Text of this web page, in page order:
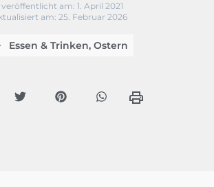
veröffentlicht am: 1. April 2021
am: 25. Februar 2026
Essen & Trinken, Ostern